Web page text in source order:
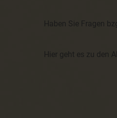
Haben Sie Fragen
Hier geht es zu den